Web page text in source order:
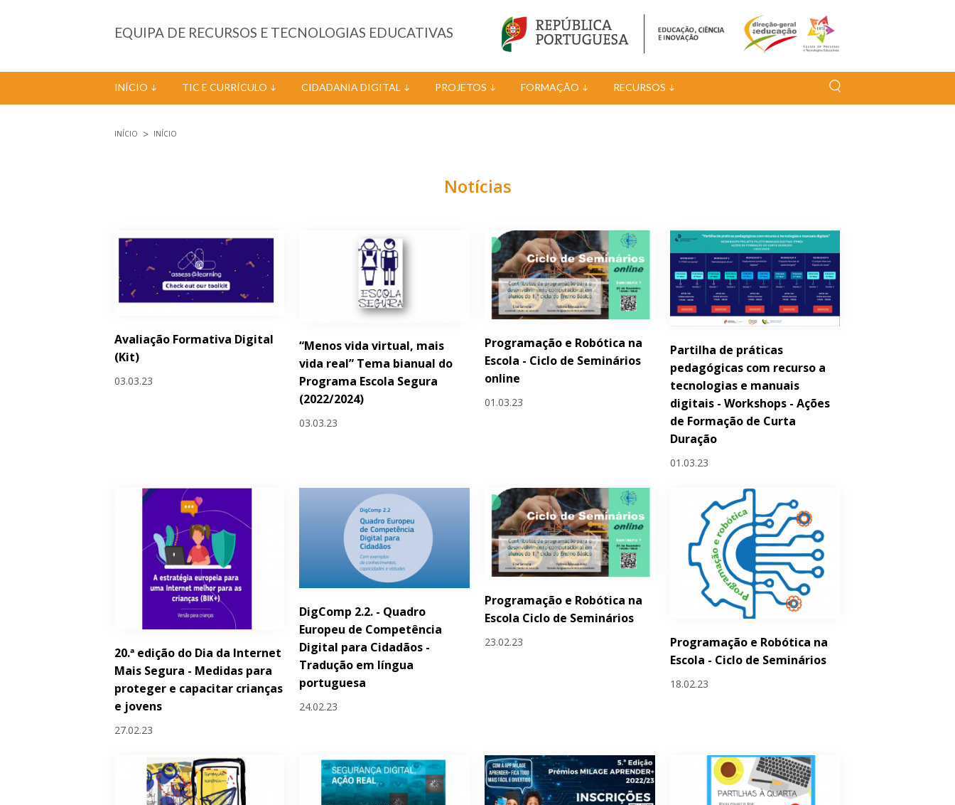
EQUIPA DE RECURSOS E TECNOLOGIAS EDUCATIVAS
INÍCIO TIC E CURRÍCULO CIDADANIA DIGITAL PROJETOS FORMAÇÃO RECURSOS
INÍCIO INÍCIO
Notícias
Avaliação Formativa Digital
(Kit)
03.03.23
“Menos vida virtual, mais
vida real” Tema bianual do
Programa Escola Segura
(2022/2024)
03.03.23
Programação e Robótica na
Escola - Ciclo de Seminários
online
01.03.23
Partilha de práticas
pedagógicas com recurso a
tecnologias e manuais
digitais - Workshops - Ações
de Formação de Curta
Duração
01.03.23
20.ª edição do Dia da Internet
Mais Segura - Medidas para
proteger e capacitar crianças
e jovens
27.02.23
DigComp 2.2. - Quadro
Europeu de Competência
Digital para Cidadãos -
Tradução em língua
portuguesa
24.02.23
Programação e Robótica na
Escola Ciclo de Seminários
23.02.23
Programação e Robótica na
Escola - Ciclo de Seminários
18.02.23
Páginas